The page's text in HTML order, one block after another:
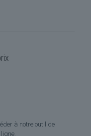
à notre outil de